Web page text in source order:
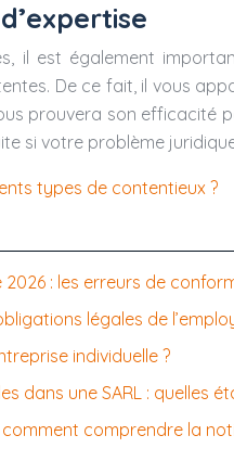
il est également
De ce fait, il vous
prouvera son efficacité
si votre problème
types de contentieux ?
: les erreurs de
légales de
individuelle ?
dans une SARL : quelles
comment comprendre la